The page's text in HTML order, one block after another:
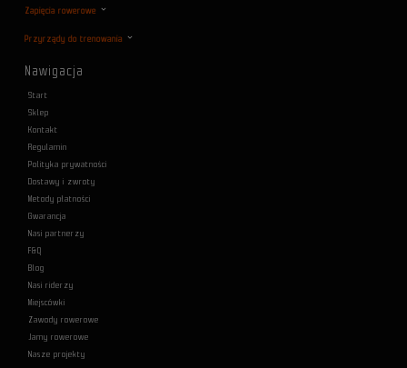
Zapięcia rowerowe
Przyrządy do trenowania
Nawigacja
Start
Sklep
Kontakt
Regulamin
Polityka prywatności
Dostawy i zwroty
Metody płatności
Gwarancja
Nasi partnerzy
F&Q
Blog
Nasi riderzy
Miejscówki
Zawody rowerowe
Jamy rowerowe
Nasze projekty